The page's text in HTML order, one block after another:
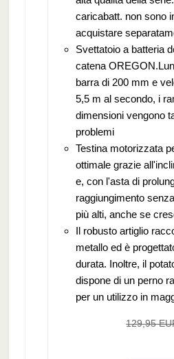
caricabatt. non sono
acquistare
Svettatoio a batteria
catena
barra di 200 mm e
5,5 m al secondo, i
dimensioni vengono
problemi
Testina motorizzata
ottimale grazie
e, con l'asta di
raggiungimento
più alti, anche se
Il robusto artiglio
metallo ed è
durata. Inoltre, il
dispone di un perno
per un utilizzo in
129,95